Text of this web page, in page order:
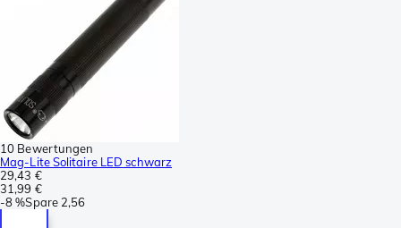
10 Bewertungen
Mag-Lite Solitaire LED schwarz
29,43 €
31,99 €
-8 %Spare 2,56